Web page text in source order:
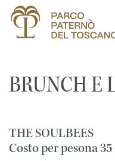
BRUNCH E
THE SOULBEES
Costo per pesona35